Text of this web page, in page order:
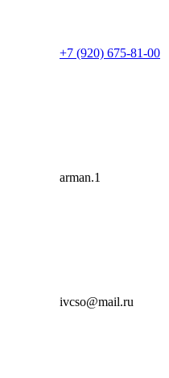
+7 (920) 675-81-00
arman.1
ivcso@mail.ru